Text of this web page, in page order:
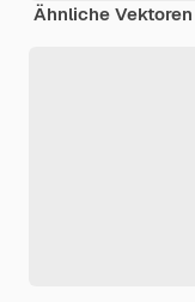
Ähnliche Vektoren